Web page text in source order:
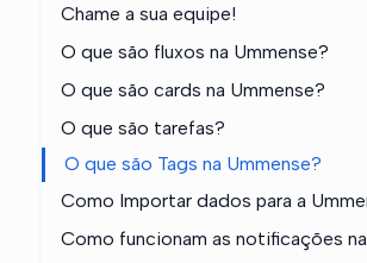
Chame a sua equipe!
O que são fluxos na Ummense?
O que são cards na Ummense?
O que são tarefas?
O que são Tags na Ummense?
Como Importar dados para a
Como funcionam as notificações